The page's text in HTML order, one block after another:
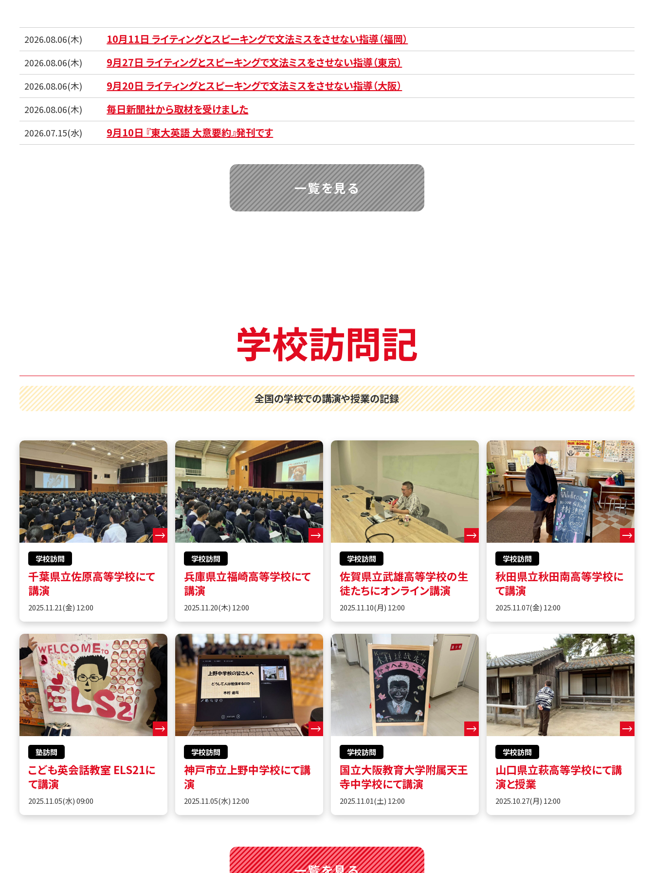
2026.08.06(木) 10月11日 ライティングとスピーキングで文法ミスをさせない指導（福岡）
2026.08.06(木) 9月27日 ライティングとスピーキングで文法ミスをさせない指導（東京）
2026.08.06(木) 9月20日 ライティングとスピーキングで文法ミスをさせない指導（大阪）
2026.08.06(木) 毎日新聞社から取材を受けました
2026.07.15(水) 9月10日 『東大英語 大意要約』発刊です
一覧を見る
学校訪問記
全国の学校での講演や授業の記録
学校訪問
千葉県立佐原高等学校にて
講演
2025.11.21(金) 12:00
学校訪問
兵庫県立福崎高等学校にて
講演
2025.11.20(木) 12:00
学校訪問
佐賀県立武雄高等学校の生
徒たちにオンライン講演
2025.11.10(月) 12:00
学校訪問
秋田県立秋田南高等学校に
て講演
2025.11.07(金) 12:00
塾訪問
こども英会話教室 ELS21に
て講演
2025.11.05(水) 09:00
学校訪問
神戸市立上野中学校にて講
演
2025.11.05(水) 12:00
学校訪問
国立大阪教育大学附属天王
寺中学校にて講演
2025.11.01(土) 12:00
学校訪問
山口県立萩高等学校にて講
演と授業
2025.10.27(月) 12:00